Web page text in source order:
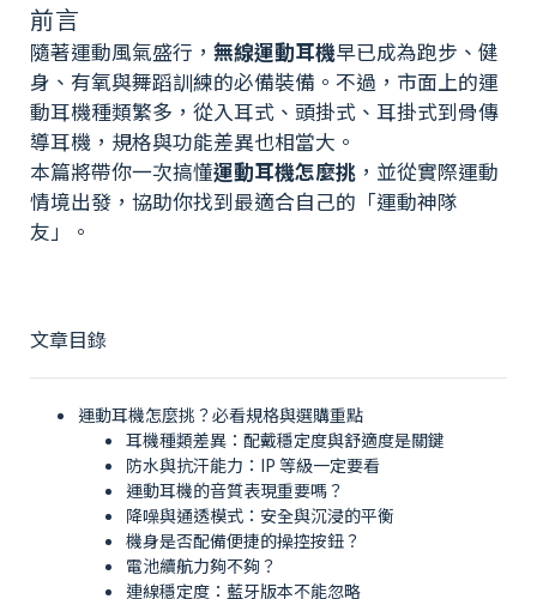
前言
隨著運動風氣盛行， 無線運動耳機早已成為跑步、健
身、有氧與舞蹈訓練的必備裝備。不過，市面上的運
動耳機種類繁多，從入耳式、頭掛式、耳掛式到骨傳
導耳機，規格與功能差異也相當大。
本篇將帶你一次搞懂運動耳機怎麼挑 ，並從實際運動
情境出發，協助你找到最適合自己的「運動神隊
友」。
文章目錄
運動耳機怎麼挑？必看規格與選購重點
耳機種類差異：配戴穩定度與舒適度是關鍵
防水與抗汗能力：IP 等級一定要看
運動耳機的音質表現重要嗎？
降噪與通透模式：安全與沉浸的平衡
機身是否配備便捷的操控按鈕？
電池續航力夠不夠？
連線穩定度：藍牙版本不能忽略